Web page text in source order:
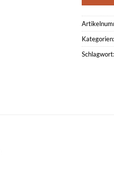
Kategorien:
Schlagwort: